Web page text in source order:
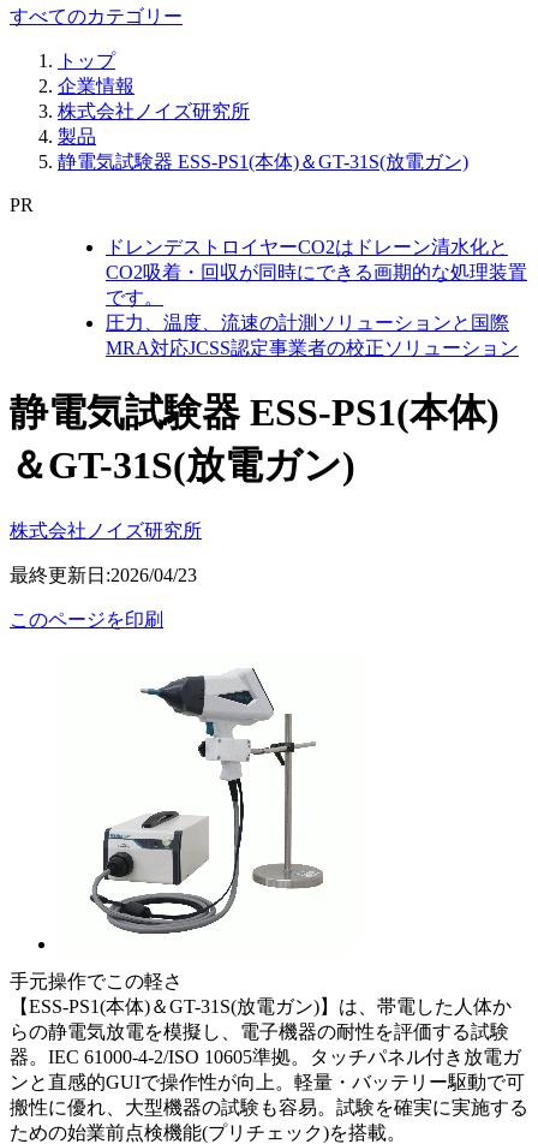
すべてのカテゴリー
トップ
企業情報
株式会社ノイズ研究所
製品
静電気試験器 ESS-PS1(本体)＆GT-31S(放電ガン)
PR
ドレンデストロイヤーCO2はドレーン清水化と
CO2吸着・回収が同時にできる画期的な処理装置
です。
圧力、温度、流速の計測ソリューションと国際
MRA対応JCSS認定事業者の校正ソリューション
静電気試験器 ESS-PS1(本体)
＆GT-31S(放電ガン)
株式会社ノイズ研究所
最終更新日:2026/04/23
このページを印刷
手元操作でこの軽さ
【ESS-PS1(本体)＆GT-31S(放電ガン)】は、帯電した人体か
らの静電気放電を模擬し、電子機器の耐性を評価する試験
器。IEC 61000-4-2/ISO 10605準拠。タッチパネル付き放電ガ
ンと直感的GUIで操作性が向上。軽量・バッテリー駆動で可
搬性に優れ、大型機器の試験も容易。試験を確実に実施する
ための始業前点検機能(プリチェック)を搭載。